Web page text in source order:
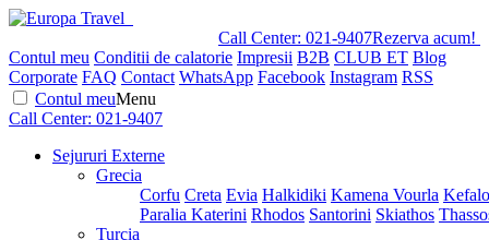
Call Center: 021-9407Rezerva acum!
Contul meu Conditii de calatorie Impresii B2B CLUB ET Blog
Corporate FAQ Contact WhatsApp Facebook Instagram RSS
Contul meuMenu
Call Center: 021-9407
Sejururi Externe
Grecia
Corfu Creta Evia Halkidiki Kamena Vourla
Paralia Katerini Rhodos Santorini Skiathos
Turcia